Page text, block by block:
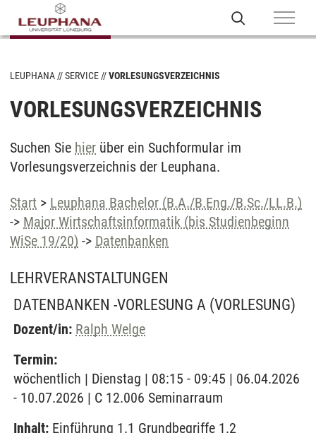
LEUPHANA SERVICE VORLESUNGSVERZEICHNIS
VORLESUNGSVERZEICHNIS
Suchen Sie hier über ein Suchformular im
Vorlesungsverzeichnis der Leuphana.
Start > Leuphana Bachelor (B.A./B.Eng./B.Sc./LL.B.)
-> Major Wirtschaftsinformatik (bis Studienbeginn
WiSe 19/20) -> Datenbanken
LEHRVERANSTALTUNGEN
DATENBANKEN -VORLESUNG A (VORLESUNG)
Dozent/in: Ralph Welge
Termin:
wöchentlich | Dienstag | 08:15 - 09:45 | 06.04.2026
- 10.07.2026 | C 12.006 Seminarraum
Inhalt: Einführung 1.1 Grundbegriffe 1.2